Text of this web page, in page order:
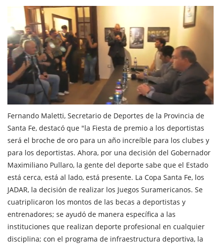
Fernando Maletti, Secretario de Deportes de la Provincia de
Santa Fe, destacó que "la Fiesta de premio a los deportistas
será el broche de oro para un año increíble para los clubes y
para los deportistas. Ahora, por una decisión del Gobernador
Maximiliano Pullaro, la gente del deporte sabe que el Estado
está cerca, está al lado, está presente. La Copa Santa Fe, los
JADAR, la decisión de realizar los Juegos Suramericanos. Se
cuatriplicaron los montos de las becas a deportistas y
entrenadores; se ayudó de manera específica a las
instituciones que realizan deporte profesional en cualquier
disciplina; con el programa de infraestructura deportiva, la